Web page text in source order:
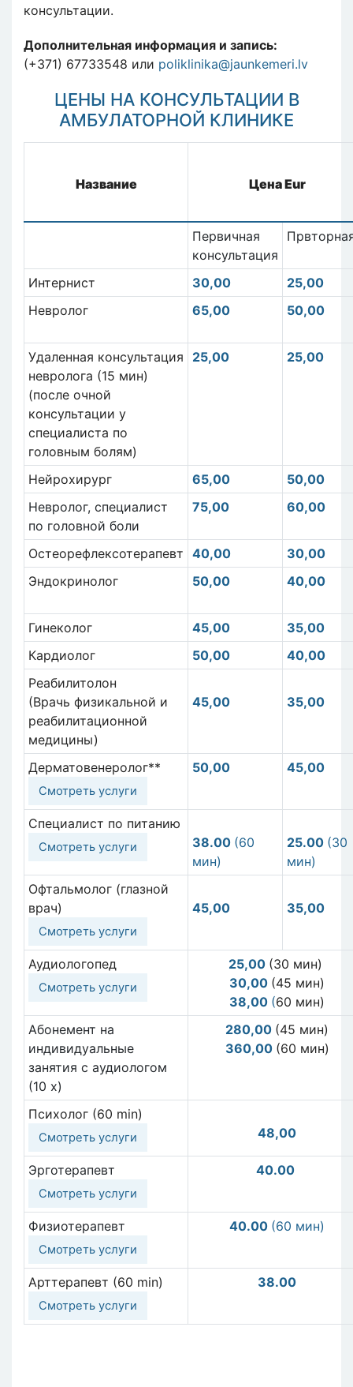
консультации.
Дополнительная информация и запись:
(+371) 67733548 или poliklinika@jaunkemeri.lv
ЦЕНЫ НА КОНСУЛЬТАЦИИ В
АМБУЛАТОРНОЙ КЛИНИКЕ
Название Цена Eur
Первичная
консультация
Интернист 30,00
25,00
Невролог
65,00 50,00
Удаленная консультация
невролога (15 мин)
(после очной
консультации у
специалиста по
головным болям)
25,00 25,00
Нейрохирург 65,00
50,00
Невролог, специалист
по головной боли
75,00 60,00
Остеорефлексотерапевт 40,00
30,00
Эндокринолог
50,00 40,00
Гинеколог 45,00
35,00
Кардиолог
50,00
40,00
Реабилитолон
(Врачь физикальной и
реабилитационной
медицины)
45,00 35,00
Дерматовенеролог**
Смотреть услуги
50,00 45,00
Специалист по питанию
Смотреть услуги 38.00 (60
мин)
25.00 (30
мин)
Офтальмолог (глазной
врач)
Смотреть услуги
45,00 35,00
Аудиологопед
Смотреть услуги
25,00 (30 мин)
30,00 (45 мин)
38,00 (60 мин)
Абонемент на
индивидуальные
занятия с аудиологом
(10 x)
280,00 (45 мин)
360,00 (60 мин)
Психолог (60 min)
Смотреть услуги 48,00
Эрготерапевт
Смотреть услуги
40.00
Физиотерапевт
Смотреть услуги
40.00 (60 мин)
Арттерапевт (60 min)
Смотреть услуги
38.00